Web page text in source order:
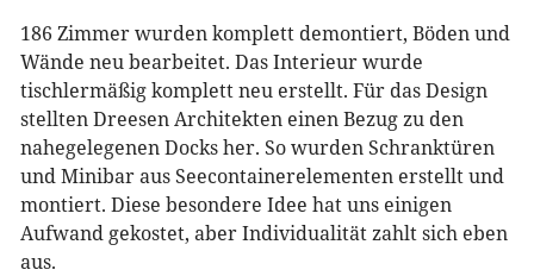
186 Zimmer wurden komplett demontiert, Böden und
Wände neu bearbeitet. Das Interieur wurde
tischlermäßig komplett neu erstellt. Für das Design
stellten Dreesen Architekten einen Bezug zu den
nahegelegenen Docks her. So wurden Schranktüren
und Minibar aus Seecontainerelementen erstellt und
montiert. Diese besondere Idee hat uns einigen
Aufwand gekostet, aber Individualität zahlt sich eben
aus.